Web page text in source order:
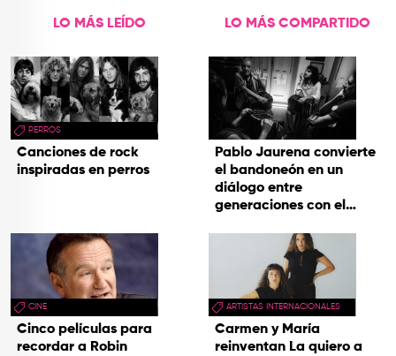
LO MÁS LEÍDO
PERROS
Canciones de rock
inspiradas en perros
CINE
Cinco películas para
recordar a Robin
LO MÁS COMPARTIDO
Pablo Jaurena convierte
el bandoneón en un
diálogo entre
generaciones con el
hecho cenizas
ARTISTAS INTERNACIONALES
Carmen y María
reinventan La quiero a